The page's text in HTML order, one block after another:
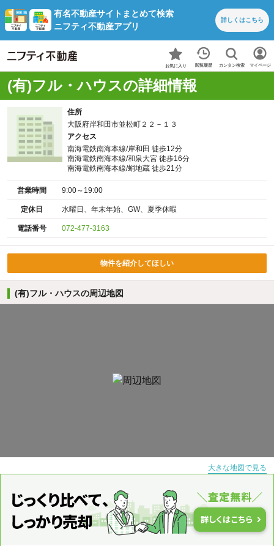
有名不動産サイトまとめて検索
ニフティ不動産アプリ
詳しくはこちら
お気に入り 閲覧履歴 カンタン検索 マイページ
(有)フル・ハウスの詳細情報
住所
大阪府岸和田市並松町２２－１３
アクセス
南海電鉄南海本線/岸和田 徒歩12分
南海電鉄南海本線/和泉大宮 徒歩16分
南海電鉄南海本線/蛸地蔵 徒歩21分
営業時間 9:00～19:00
定休日 水曜日、年末年始、GW、夏季休暇
電話番号 072-477-3163
物件を紹介してほしい
(有)フル・ハウスの周辺地図
大きな地図で見る